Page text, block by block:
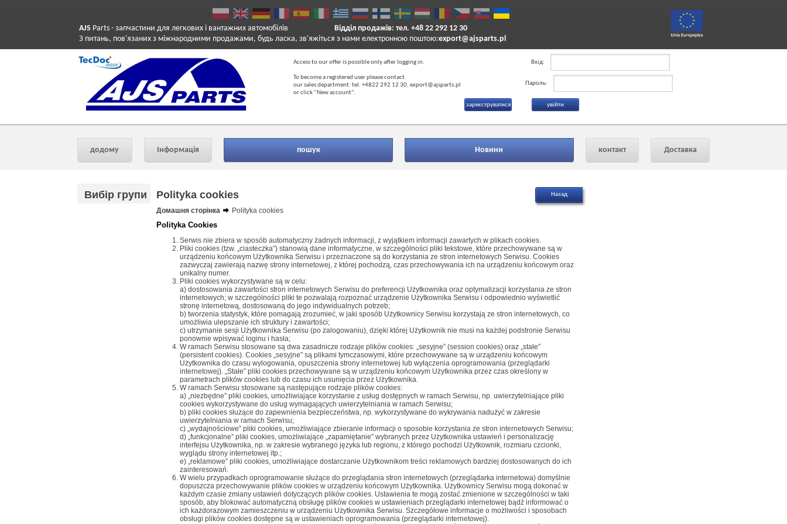
AJS Parts - запчастини для легкових і вантажних автомобілів
З питань, пов'язаних з міжнародними продажами, будь ласка, зв'яжіться з нами електронною поштою:export@ajsparts.pl
Відділ продажів: тел. +48 22 292 12 30
Access to our offer is possible only after logging in.
To become a registered user please contact
our sales department: tel. +4822 292 12 30, export@ajsparts.pl
or click “New account”.
Вхід:
Пароль:
зареєструватися
додому Інформація пошук Новини контакт Доставка
Вибір групи Polityka cookies
Домашня сторінка Polityka cookies
Polityka Cookies
Serwis nie zbiera w sposób automatyczny żadnych informacji, z wyjątkiem informacji zawartych w plikach cookies.
Pliki cookies (tzw. „ciasteczka”) stanowią dane informatyczne, w szczególności pliki tekstowe, które przechowywane są w
urządzeniu końcowym Użytkownika Serwisu i przeznaczone są do korzystania ze stron internetowych Serwisu. Cookies
zazwyczaj zawierają nazwę strony internetowej, z której pochodzą, czas przechowywania ich na urządzeniu końcowym oraz
unikalny numer.
Pliki cookies wykorzystywane są w celu:
a) dostosowania zawartości stron internetowych Serwisu do preferencji Użytkownika oraz optymalizacji korzystania ze stron
internetowych; w szczególności pliki te pozwalają rozpoznać urządzenie Użytkownika Serwisu i odpowiednio wyświetlić
stronę internetową, dostosowaną do jego indywidualnych potrzeb;
b) tworzenia statystyk, które pomagają zrozumieć, w jaki sposób Użytkownicy Serwisu korzystają ze stron internetowych, co
umożliwia ulepszanie ich struktury i zawartości;
c) utrzymanie sesji Użytkownika Serwisu (po zalogowaniu), dzięki której Użytkownik nie musi na każdej podstronie Serwisu
ponownie wpisywać loginu i hasła;
W ramach Serwisu stosowane są dwa zasadnicze rodzaje plików cookies: „sesyjne” (session cookies) oraz „stałe”
(persistent cookies). Cookies „sesyjne” są plikami tymczasowymi, które przechowywane są w urządzeniu końcowym
Użytkownika do czasu wylogowania, opuszczenia strony internetowej lub wyłączenia oprogramowania (przeglądarki
internetowej). „Stałe” pliki cookies przechowywane są w urządzeniu końcowym Użytkownika przez czas określony w
parametrach plików cookies lub do czasu ich usunięcia przez Użytkownika.
W ramach Serwisu stosowane są następujące rodzaje plików cookies:
a) „niezbędne” pliki cookies, umożliwiające korzystanie z usług dostępnych w ramach Serwisu, np. uwierzytelniające pliki
cookies wykorzystywane do usług wymagających uwierzytelniania w ramach Serwisu;
b) pliki cookies służące do zapewnienia bezpieczeństwa, np. wykorzystywane do wykrywania nadużyć w zakresie
uwierzytelniania w ramach Serwisu;
c) „wydajnościowe” pliki cookies, umożliwiające zbieranie informacji o sposobie korzystania ze stron internetowych Serwisu;
d) „funkcjonalne” pliki cookies, umożliwiające „zapamiętanie” wybranych przez Użytkownika ustawień i personalizację
interfejsu Użytkownika, np. w zakresie wybranego języka lub regionu, z którego pochodzi Użytkownik, rozmiaru czcionki,
wyglądu strony internetowej itp.;
e) „reklamowe” pliki cookies, umożliwiające dostarczanie Użytkownikom treści reklamowych bardziej dostosowanych do ich
zainteresowań.
W wielu przypadkach oprogramowanie służące do przeglądania stron internetowych (przeglądarka internetowa) domyślnie
dopuszcza przechowywanie plików cookies w urządzeniu końcowym Użytkownika. Użytkownicy Serwisu mogą dokonać w
każdym czasie zmiany ustawień dotyczących plików cookies. Ustawienia te mogą zostać zmienione w szczególności w taki
sposób, aby blokować automatyczną obsługę plików cookies w ustawieniach przeglądarki internetowej bądź informować o
ich każdorazowym zamieszczeniu w urządzeniu Użytkownika Serwisu. Szczegółowe informacje o możliwości i sposobach
obsługi plików cookies dostępne są w ustawieniach oprogramowania (przeglądarki internetowej).